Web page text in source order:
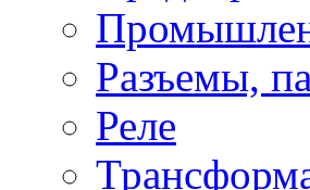
Разъемы,
Реле